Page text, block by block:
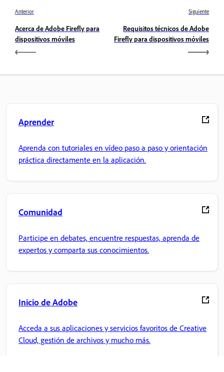
Anterior
Acerca de Adobe Firefly para
dispositivos móviles
Siguiente
Requisitos técnicos de Adobe
Firefly para dispositivos móviles
Aprender
Aprenda con tutoriales en vídeo paso a paso y orientación
práctica directamente en la aplicación.
Comunidad
Participe en debates, encuentre respuestas, aprenda de
expertos y comparta sus conocimientos.
Inicio de Adobe
Acceda a sus aplicaciones y servicios favoritos de Creative
Cloud, gestión de archivos y mucho más.